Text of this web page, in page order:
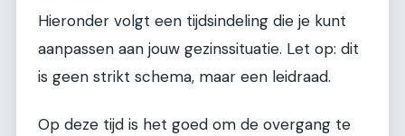
Hieronder volgt een tijdsindeling die je kunt
aanpassen aan jouw gezinssituatie. Let op: dit
is geen strikt schema, maar een leidraad.
Op deze tijd is het goed om de overgang te